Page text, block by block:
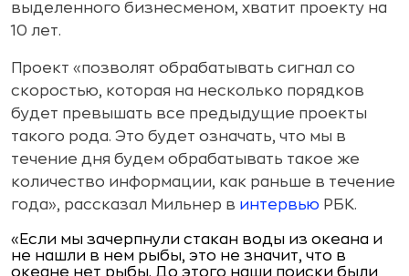
выделенного бизнесменом, хватит проекту на
10 лет.
Проект «позволят обрабатывать сигнал со
скоростью, которая на несколько порядков
будет превышать все предыдущие проекты
такого рода. Это будет означать, что мы в
течение дня будем обрабатывать такое же
количество информации, как раньше в течение
года», рассказал Мильнер в интервью РБК.
«Если мы зачерпнули стакан воды из океана и
не нашли в нем рыбы, это не значит, что в
океане нет рыбы. До этого наши поиски были